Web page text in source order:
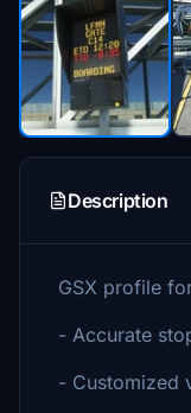
Description
GSX profile
- Accurate
- Customized